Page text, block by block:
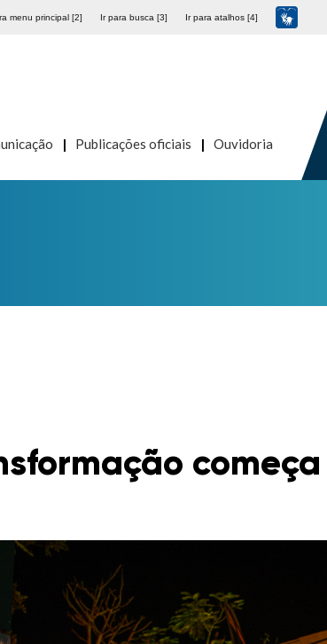
menu principal [2] Ir para busca [3] Ir para atalhos [4]
Publicações oficiais Ouvidoria